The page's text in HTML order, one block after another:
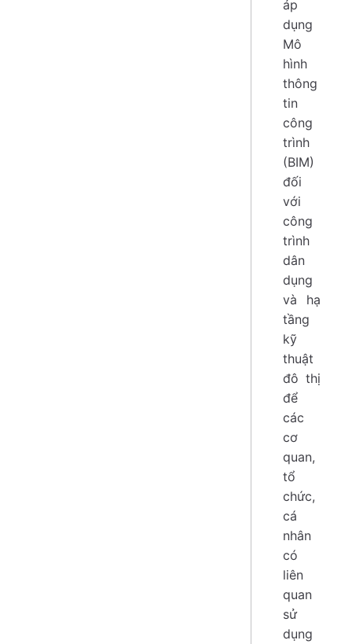
áp
dụng
Mô
hình
thông
tin
công
trình
(BIM)
đối
với
công
trình
dân
dụng
và hạ
tầng
kỹ
thuật
đô thị
để
các
cơ
quan,
tổ
chức,
cá
nhân
có
liên
quan
sử
dụng